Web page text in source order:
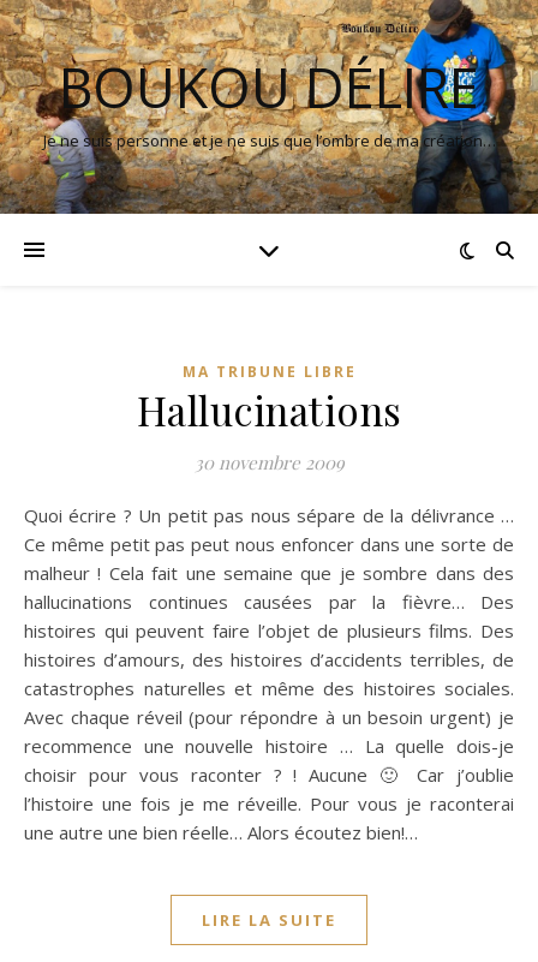
BOUKOU DÉLIRE
Je ne suis personne et je ne suis que l’ombre de ma création…
MA TRIBUNE LIBRE
Hallucinations
30 novembre 2009
Quoi écrire ? Un petit pas nous sépare de la délivrance …
Ce même petit pas peut nous enfoncer dans une sorte de
malheur ! Cela fait une semaine que je sombre dans des
hallucinations continues causées par la fièvre… Des
histoires qui peuvent faire l’objet de plusieurs films. Des
histoires d’amours, des histoires d’accidents terribles, de
catastrophes naturelles et même des histoires sociales.
Avec chaque réveil (pour répondre à un besoin urgent) je
recommence une nouvelle histoire … La quelle dois-je
choisir pour vous raconter ? ! Aucune 🙂 Car j’oublie
l’histoire une fois je me réveille. Pour vous je raconterai
une autre une bien réelle… Alors écoutez bien!…
LIRE LA SUITE